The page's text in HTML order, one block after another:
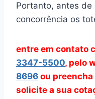
Portanto, antes de
concorrência os
entre em contato
3347-5500, pelo
8696 ou preencha
solicite a sua